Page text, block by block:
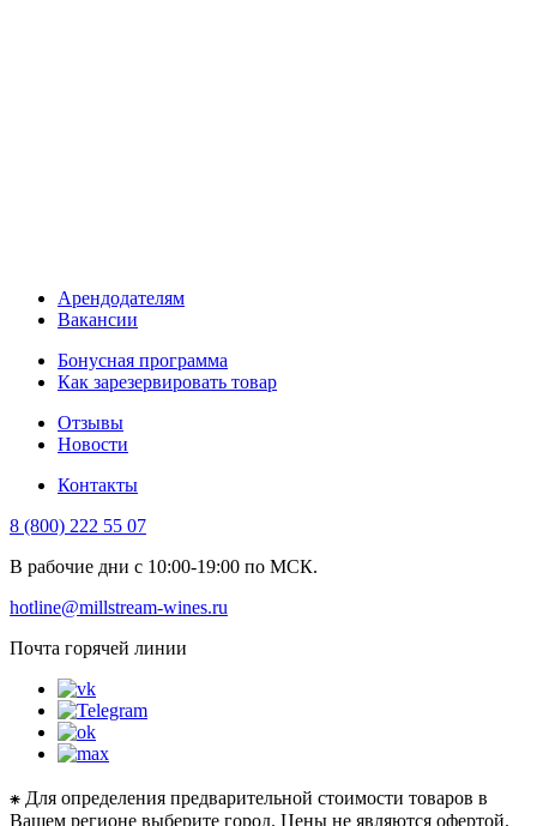
Арендодателям
Вакансии
Бонусная программа
Как зарезервировать товар
Отзывы
Новости
Контакты
8 (800) 222 55 07
В рабочие дни с 10:00-19:00 по МСК.
hotline@millstream-wines.ru
Почта горячей линии
⁕ Для определения предварительной стоимости товаров в
Вашем регионе выберите город. Цены не являются офертой.